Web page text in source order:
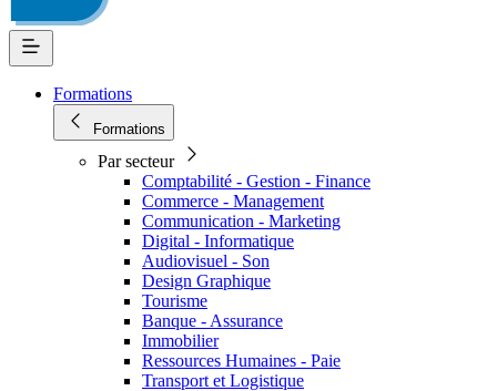
Formations
Formations
Par secteur
Comptabilité - Gestion - Finance
Commerce - Management
Communication - Marketing
Digital - Informatique
Audiovisuel - Son
Design Graphique
Tourisme
Banque - Assurance
Immobilier
Ressources Humaines - Paie
Transport et Logistique